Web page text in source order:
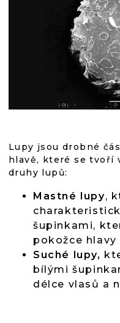
Lupy jsou drobné
hlavě, které se tvoří
druhy lupů:
Mastné lupy,
šupinkami,
pokožce hlavy
Suché lupy,
bílými
délce vlasů a